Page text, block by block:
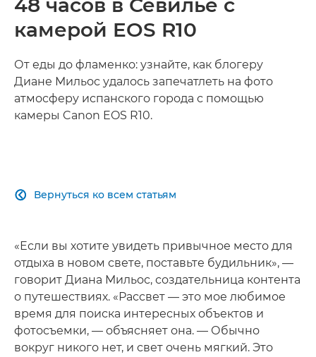
48 часов в Севилье с
камерой EOS R10
От еды до фламенко: узнайте, как блогеру
Диане Мильос удалось запечатлеть на фото
атмосферу испанского города с помощью
камеры Canon EOS R10.
Вернуться ко всем статьям

«Если вы хотите увидеть привычное место для
отдыха в новом свете, поставьте будильник», —
говорит Диана Мильос, создательница контента
о путешествиях. «Рассвет — это мое любимое
время для поиска интересных объектов и
фотосъемки, — объясняет она. — Обычно
вокруг никого нет, и свет очень мягкий. Это